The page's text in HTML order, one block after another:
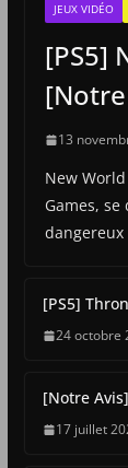
JEUX VIDÉO
[PS5]
13
New
Games,
[PS5]
24 octobre
[Notre
17 juillet